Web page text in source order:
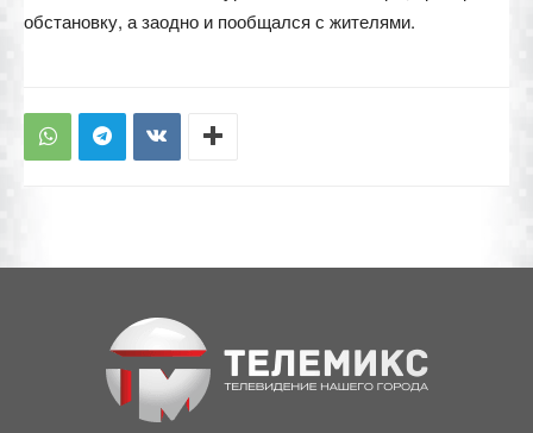
обстановку, а заодно и пообщался с жителями.